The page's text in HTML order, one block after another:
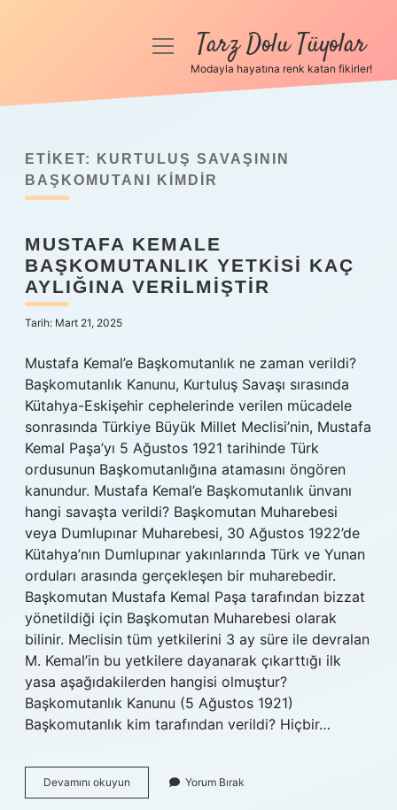
Anasayfa
Yasal Uyarı
menüyüTarz Dolu Tüyolar
Modayla hayatına renk katan fikirler!
ETIKET:
KURTULUŞ SAVAŞININ
BAŞKOMUTANI KIMDIR
MUSTAFA KEMALE
BAŞKOMUTANLIK YETKISI KAÇ
AYLIĞINA VERILMIŞTIR
Tarih: Mart 21, 2025
Mustafa Kemal’e Başkomutanlık ne zaman verildi?
Başkomutanlık Kanunu, Kurtuluş Savaşı sırasında
Kütahya-Eskişehir cephelerinde verilen mücadele
sonrasında Türkiye Büyük Millet Meclisi’nin, Mustafa
Kemal Paşa’yı 5 Ağustos 1921 tarihinde Türk
ordusunun Başkomutanlığına atamasını öngören
kanundur. Mustafa Kemal’e Başkomutanlık ünvanı
hangi savaşta verildi? Başkomutan Muharebesi
veya Dumlupınar Muharebesi, 30 Ağustos 1922’de
Kütahya’nın Dumlupınar yakınlarında Türk ve Yunan
orduları arasında gerçekleşen bir muharebedir.
Başkomutan Mustafa Kemal Paşa tarafından bizzat
yönetildiği için Başkomutan Muharebesi olarak
bilinir. Meclisin tüm yetkilerini 3 ay süre ile devralan
M. Kemal’in bu yetkilere dayanarak çıkarttığı ilk
yasa aşağıdakilerden hangisi olmuştur?
Başkomutanlık Kanunu (5 Ağustos 1921)
Başkomutanlık kim tarafından verildi? Hiçbir…
Devamını okuyun Mustafa
Kemale
Yorum Bırak